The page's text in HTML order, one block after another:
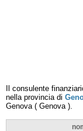
Il consulente
nella provincia di
Genova( Genova).